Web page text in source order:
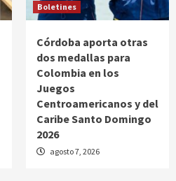
Boletines
Córdoba aporta otras
dos medallas para
Colombia en los
Juegos
Centroamericanos y del
Caribe Santo Domingo
2026
agosto 7, 2026